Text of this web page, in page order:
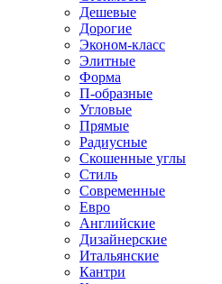
Дешевые
Дорогие
Эконом-класс
Элитные
Форма
П-образные
Угловые
Прямые
Радиусные
Скошенные углы
Стиль
Современные
Евро
Английские
Дизайнерские
Итальянские
Кантри